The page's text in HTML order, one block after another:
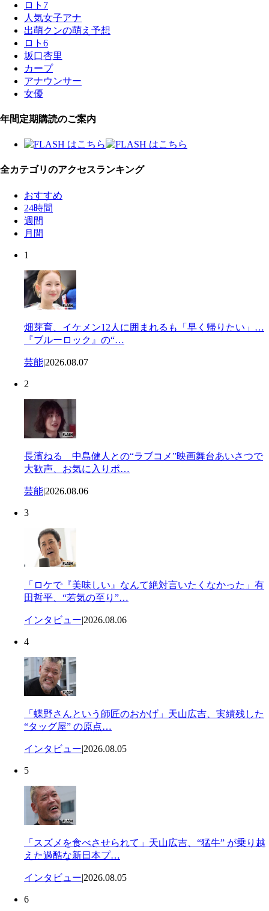
ロト7
人気女子アナ
出萌クンの萌え予想
ロト6
坂口杏里
カープ
アナウンサー
女優
年間定期購読のご案内
全カテゴリのアクセスランキング
おすすめ
24時間
週間
月間
1
畑芽育、イケメン12人に囲まれるも「早く帰りたい」…
『ブルーロック』の“…
芸能|2026.08.07
2
長濱ねる 中島健人との“ラブコメ”映画舞台あいさつで
大歓声、お気に入りポ…
芸能|2026.08.06
3
「ロケで『美味しい』なんて絶対言いたくなかった」有
田哲平、“若気の至り”…
インタビュー|2026.08.06
4
「蝶野さんという師匠のおかげ」天山広吉、実績残した
“タッグ屋” の原点…
インタビュー|2026.08.05
5
「スズメを食べさせられて」天山広吉、“猛牛” が乗り越
えた過酷な新日本プ…
インタビュー|2026.08.05
6